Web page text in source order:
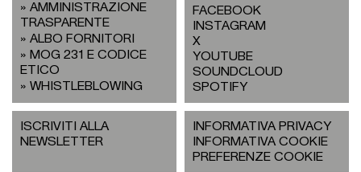
AMMINISTRAZIONE
TRASPARENTE
ALBO FORNITORI
MOG 231 E CODICE
ETICO
WHISTLEBLOWING
FACEBOOK
INSTAGRAM
X
YOUTUBE
SOUNDCLOUD
SPOTIFY
ISCRIVITI ALLA
NEWSLETTER
INFORMATIVA PRIVACY
INFORMATIVA COOKIE
PREFERENZE COOKIE